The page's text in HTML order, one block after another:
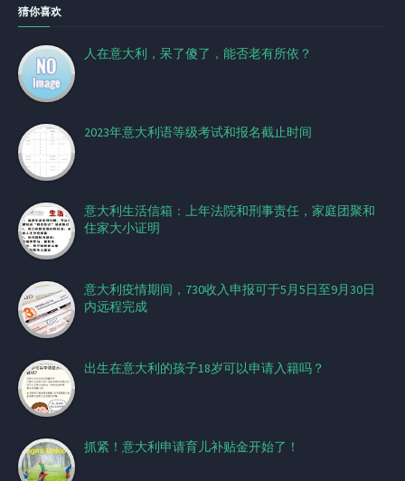
猜你喜欢
人在意大利，呆了傻了，能否老有所依？
2023年意大利语等级考试和报名截止时间
意大利生活信箱：上年法院和刑事责任，家庭团聚和
住家大小证明
意大利疫情期间，730收入申报可于5月5日至9月30日
内远程完成
出生在意大利的孩子18岁可以申请入籍吗？
抓紧！意大利申请育儿补贴金开始了！